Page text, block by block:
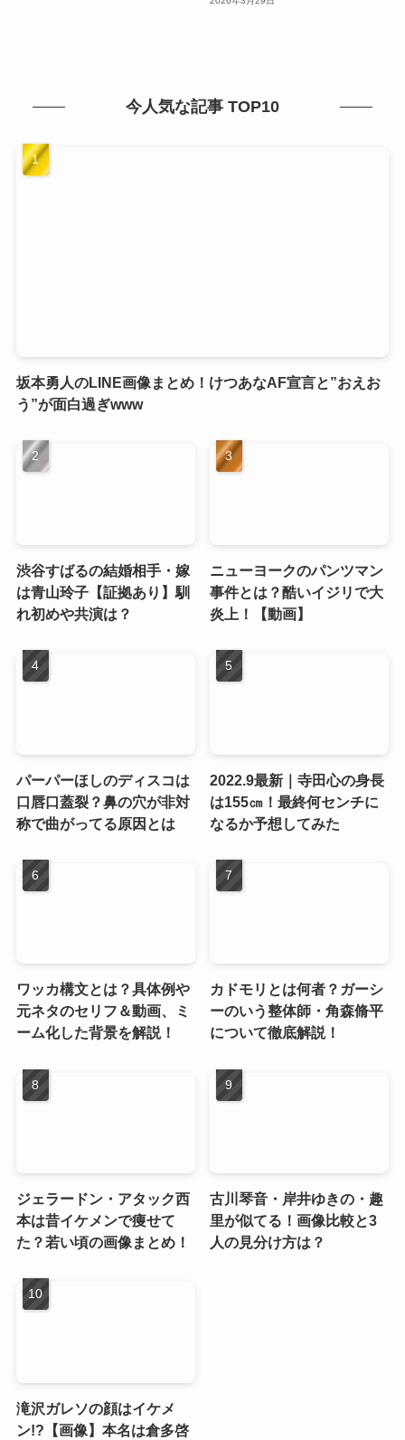
今人気な記事 TOP10
坂本勇人のLINE画像まとめ！けつあなAF宣言と”おえお
う”が面白過ぎwww
渋谷すばるの結婚相手・嫁
は青山玲子【証拠あり】馴
れ初めや共演は？
ニューヨークのパンツマン
事件とは？酷いイジリで大
炎上！【動画】
パーパーほしのディスコは
口唇口蓋裂？鼻の穴が非対
称で曲がってる原因とは
2022.9最新｜寺田心の身長
は155㎝！最終何センチに
なるか予想してみた
ワッカ構文とは？具体例や
元ネタのセリフ＆動画、ミ
ーム化した背景を解説！
カドモリとは何者？ガーシ
ーのいう整体師・角森脩平
について徹底解説！
ジェラードン・アタック西
本は昔イケメンで痩せて
た？若い頃の画像まとめ！
古川琴音・岸井ゆきの・趣
里が似てる！画像比較と3
人の見分け方は？
滝沢ガレソの顔はイケメ
ン!?【画像】本名は倉多啓